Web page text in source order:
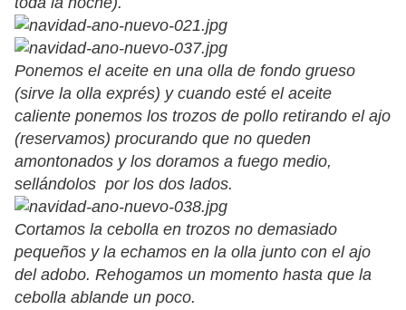
Ponemos el aceite en una olla de fondo grueso
(sirve la olla exprés) y cuando esté el aceite
caliente ponemos los trozos de pollo retirando el ajo
(reservamos) procurando que no queden
amontonados y los doramos a fuego medio,
sellándolos por los dos lados.
Cortamos la cebolla en trozos no demasiado
pequeños y la echamos en la olla junto con el ajo
del adobo. Rehogamos un momento hasta que la
cebolla ablande un poco.